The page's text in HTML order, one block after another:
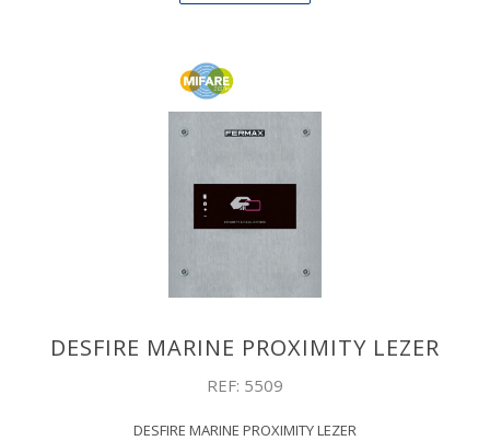
DESFIRE MARINE PROXIMITY LEZER
REF: 5509
DESFIRE MARINE PROXIMITY LEZER